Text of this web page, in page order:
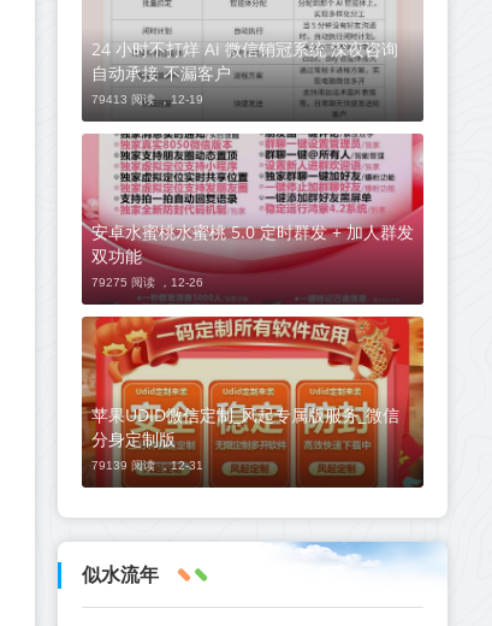
24 小时不打烊 Ai 微信销冠系统 深夜咨询
自动承接 不漏客户
79413 阅读 ，12-19
安卓水蜜桃水蜜桃 5.0 定时群发 + 加人群发
双功能
79275 阅读 ， 12-26
苹果UDID微信定制_风起专属版服务_微信
分身定制版
79139 阅读 ，12-31
似水流年